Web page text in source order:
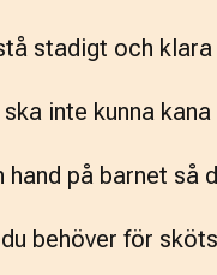
stadigt och
inte kunna
hand på barnet så
behöver för